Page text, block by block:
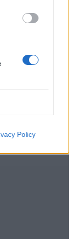
Policy
questo
di questo
la linea editoriale
messaggi inclusi nei
lettori che
I commenti
in automatico dal